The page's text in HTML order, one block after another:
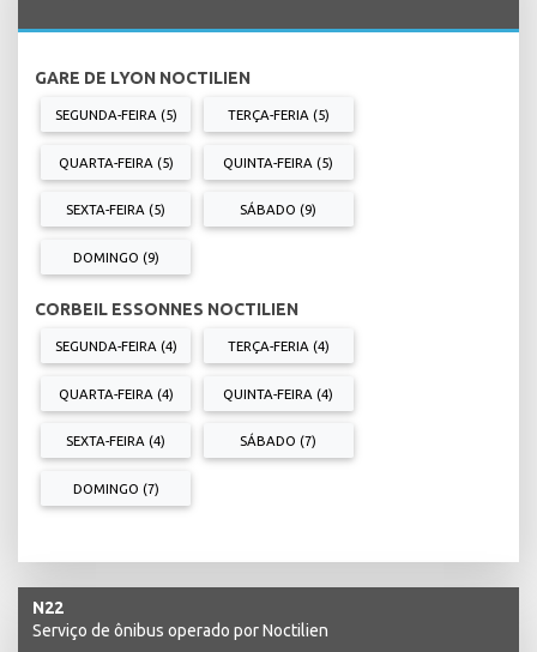
GARE DE LYON NOCTILIEN
SEGUNDA-FEIRA (5) TERÇA-FERIA (5)
QUARTA-FEIRA (5) QUINTA-FEIRA (5)
SEXTA-FEIRA (5) SÁBADO (9)
DOMINGO (9)
CORBEIL ESSONNES NOCTILIEN
SEGUNDA-FEIRA (4) TERÇA-FERIA (4)
QUARTA-FEIRA (4) QUINTA-FEIRA (4)
SEXTA-FEIRA (4) SÁBADO (7)
DOMINGO (7)
N22
Serviço de ônibus operado por Noctilien